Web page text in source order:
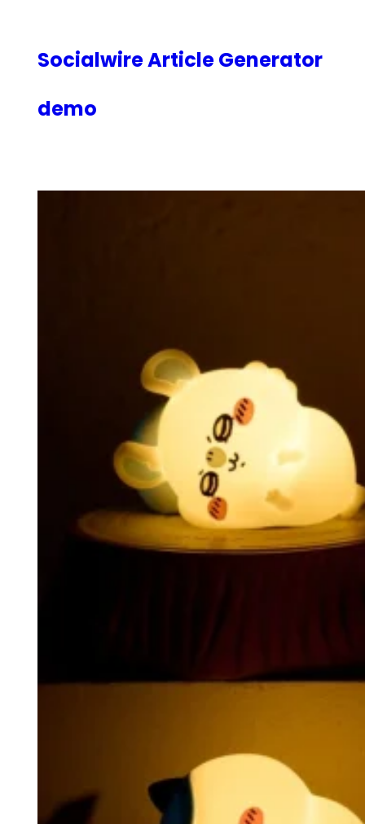
Socialwire Article Generator
demo